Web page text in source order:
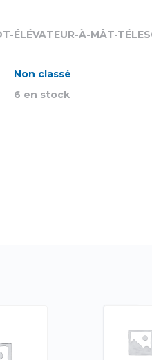
ÉLÉVATEUR-À-MÂT-
Non classé
6 en stock